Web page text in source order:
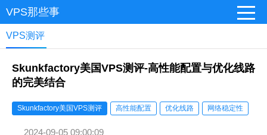
VPS那些事
VPS测评
Skunkfactory美国VPS测评-高性能配置与优化线路
的完美结合
Skunkfactory美国VPS测评 高性能配置 优化线路 网络稳定性
2024-09-05 09:00:09